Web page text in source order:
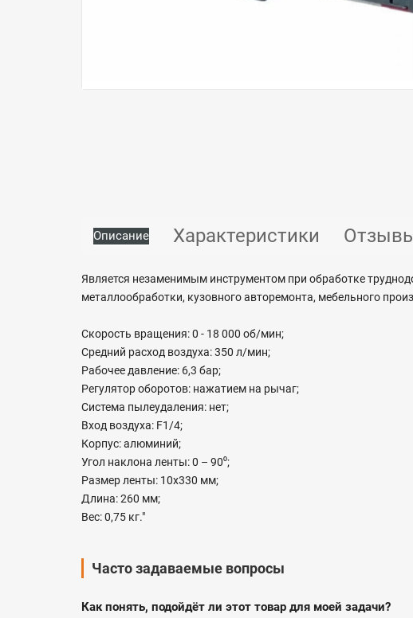
Описание Характеристики
Является незаменимым инструментом при обработке
металлообработки, кузовного авторемонта, мебельного
Скорость вращения: 0 - 18 000 об/мин;
Средний расход воздуха: 350 л/мин;
Рабочее давление: 6,3 бар;
Регулятор оборотов: нажатием на рычаг;
Система пылеудаления: нет;
Вход воздуха: F1/4;
Корпус: алюминий;
Угол наклона ленты: 0 – 90⁰;
Размер ленты: 10х330 мм;
Длина: 260 мм;
Вес: 0,75 кг."
Часто задаваемые вопросы
Как понять, подойдёт ли этот товар для моей задачи?